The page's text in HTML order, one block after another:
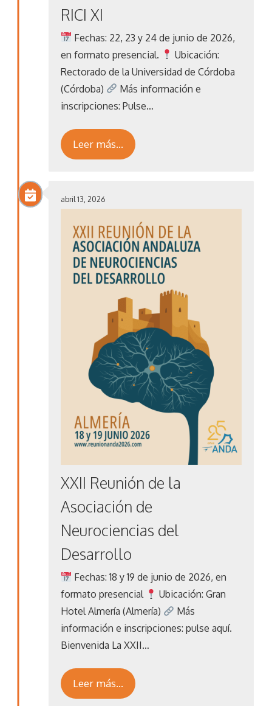
RICI XI
Fechas: 22, 23 y 24 de junio de 2026,
en formato presencial.
Ubicación:
Rectorado de la Universidad de Córdoba
(Córdoba)
Más información e
inscripciones: Pulse…
Leer más…
abril 13, 2026
XXII Reunión de la
Asociación de
Neurociencias del
Desarrollo
Fechas: 18 y 19 de junio de 2026, en
formato presencial
Ubicación: Gran
Hotel Almería (Almería)
Más
información e inscripciones: pulse aquí.
Bienvenida La XXII…
Leer más…